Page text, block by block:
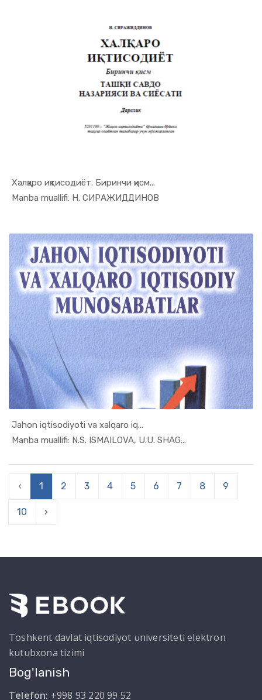
Халқаро иқтисодиёт. Биринчи қисм...
Manba muallifi: Н. СИРАЖИДДИНОВ
In Jahon i...
Jahon iqtisodiyoti va xalqaro iq...
Manba muallifi: N.S. ISMAILOVA, U.U. SHAG...
In Jahon i...
‹ 1 2 3 4 5 6 7 8 9
10 ›
Toshkent davlat iqtisodiyot universiteti elektron
kutubxona tizimi
Bog'lanish
Telefon: +998 93 220 99 52